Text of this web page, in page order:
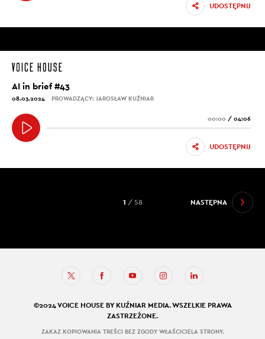
UDOSTĘPNIJ
AI in brief #43
08.03.2024 PROWADZĄCY: JAROSŁAW KUŹNIAR
00:00 / 04:06
UDOSTĘPNIJ
NASTĘPNA
1 / 58
©2024 VOICE HOUSE BY KUŹNIAR MEDIA. WSZELKIE PRAWA
ZASTRZEŻONE.
ZAKAZ KOPIOWANIA TREŚCI BEZ ZGODY WŁAŚCICIELA STRONY.